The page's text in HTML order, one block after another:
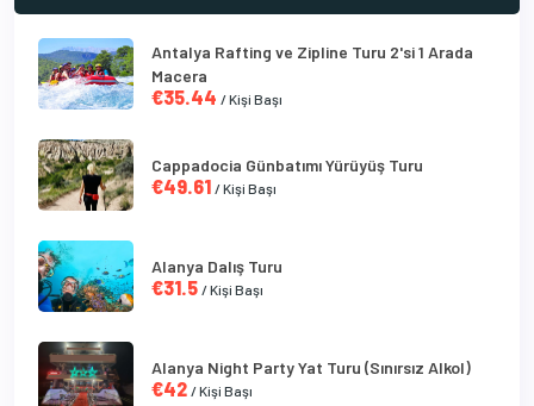
Antalya Rafting ve Zipline Turu 2'si 1 Arada
Macera
€35.44 / Kişi Başı
Cappadocia Günbatımı Yürüyüş Turu
€49.61 / Kişi Başı
Alanya Dalış Turu
€31.5 / Kişi Başı
Alanya Night Party Yat Turu (Sınırsız Alkol)
€42 / Kişi Başı